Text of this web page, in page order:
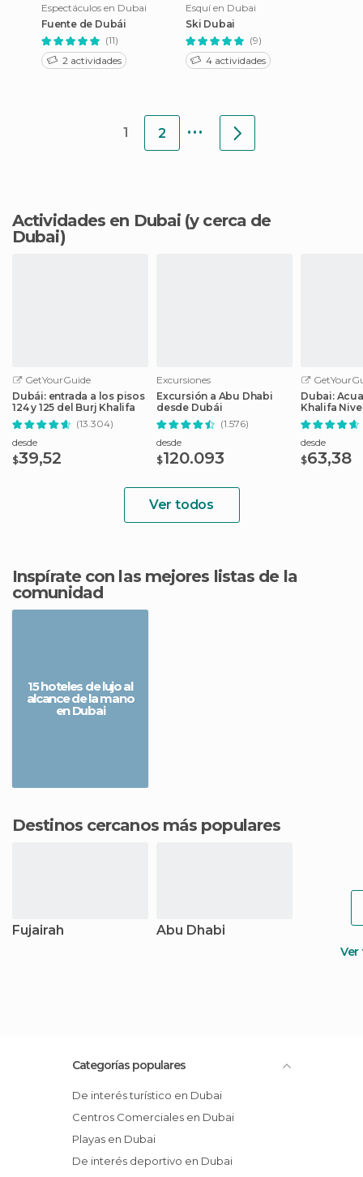
Espectáculos en Dubai
Fuente de Dubái
(11)
2 actividades
Esquí en Dubai
Ski Dubai
(9)
4 actividades
1 2 ...
Actividades en Dubai (y cerca de
Dubai)
GetYourGuide
Dubái: entrada a los pisos
124 y 125 del Burj Khalifa
(13.304)
desde
$39,52
Excursiones
Excursión a Abu Dhabi
desde Dubái
(1.576)
desde
$120.093
Dubai:
Khalifa Nivel
Billete
desde
$63,38
Ver todos
Inspírate con las mejores listas de la
comunidad
15 hoteles de lujo al
alcance de la mano
en Dubai
Destinos cercanos más populares
Fujairah Abu Dhabi
Categorías populares
De interés turístico en Dubai
Centros Comerciales en Dubai
Playas en Dubai
De interés deportivo en Dubai